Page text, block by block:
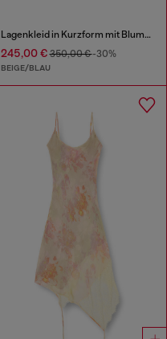
Lagenkleid in Kurzform mit Blumenmuster im Röntgen-Effekt
245,00 €350,00 €-30%
BEIGE/BLAU